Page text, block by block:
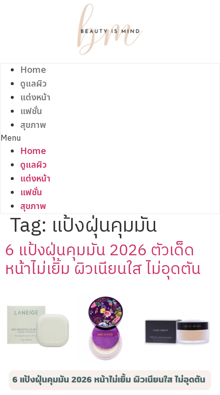
Home
ดูแลผิว
แต่งหน้า
แฟชั่น
สุขภาพ
Menu
Home
ดูแลผิว
แต่งหน้า
แฟชั่น
สุขภาพ
Tag: แป้งฝุ่นคุมมัน
6 แป้งฝุ่นคุมมัน 2026 ตัวเด็ด
หน้าไม่เยิ้ม ผิวเนียนใส ไม่อุดตัน